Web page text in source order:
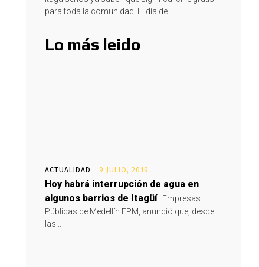
para toda la comunidad. El día de...
Lo más leido
ACTUALIDAD 9 JULIO, 2019
Hoy habrá interrupción de agua en
algunos barrios de Itagüí
Empresas
Públicas de Medellín EPM, anunció que, desde
las...